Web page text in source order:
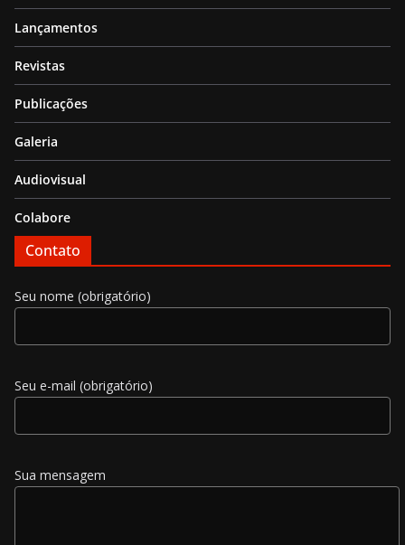
Lançamentos
Revistas
Publicações
Galeria
Audiovisual
Colabore
Contato
Seu nome (obrigatório)
Seu e-mail (obrigatório)
Sua mensagem